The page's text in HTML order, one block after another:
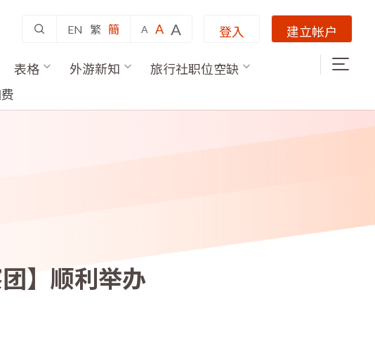
EN 繁 簡 A A A 登入 建立帐户
表格 外游新知
旅行社职位空缺
】顺利举办